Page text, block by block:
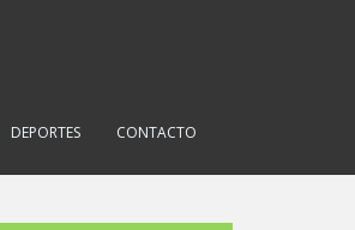
DEPORTES CONTACTO